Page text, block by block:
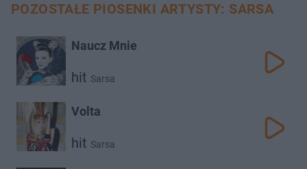
POZOSTAŁE PIOSENKI ARTYSTY: SARSA
Naucz Mnie
hit Sarsa
Volta
hit Sarsa